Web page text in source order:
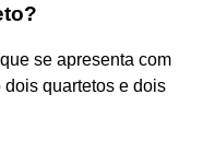
se apresenta com
dois quartetos e dois